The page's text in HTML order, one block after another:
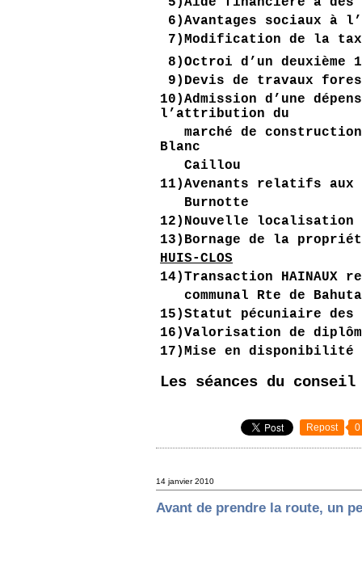
6)Avantages sociaux à
7)Modification de la
8)Octroi d’un deuxième
9)Devis de travaux
10)Admission d’une
l’attribution du
marché de
Blanc
Caillou
11)Avenants relatifs aux
Burnotte
12)Nouvelle
13)Bornage de la
HUIS-CLOS
14)Transaction
communal Rte de
15)Statut pécuniaire des
16)Valorisation de
17)Mise en disponibilité
Les séances du
Repost 0
14 janvier 2010
Avant de prendre la route, un